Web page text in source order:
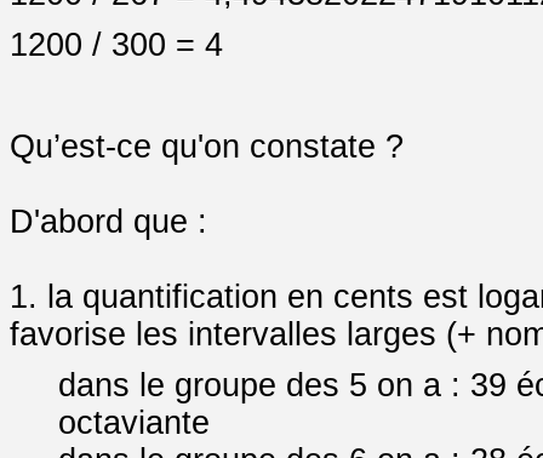
1200 / 300 = 4
Qu’est-ce qu'on constate ?
D'abord que :
1. la quantification en cents est
favorise les intervalles larges (+
dans le groupe des 5 on a : 39
octaviante